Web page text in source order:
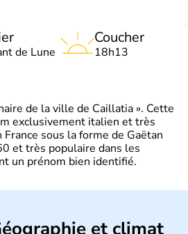
de Lune
Coucher
18h13
de la ville de Caillatia ». Cette
exclusivement italien et très
sous la forme de Gaëtan
et très populaire dans les
un prénom bien identifié.
et climat